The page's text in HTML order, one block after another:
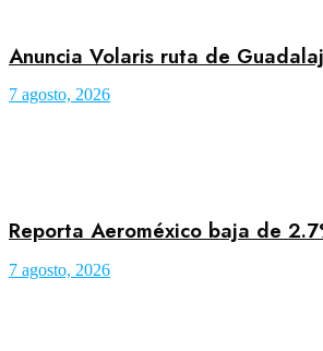
Anuncia Volaris ruta de
7 agosto, 2026
Reporta Aeroméxico baja de
7 agosto, 2026